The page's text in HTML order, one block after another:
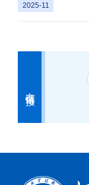
2025-11